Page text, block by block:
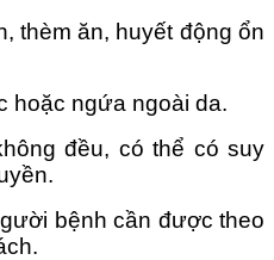
thèm ăn, huyết động ổn
hoặc ngứa ngoài da.
đều, có thể có suy
bệnh cần được theo